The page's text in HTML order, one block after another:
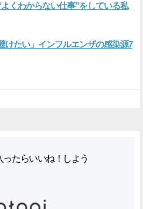
くわからない仕事”をしている私
けたい」インフルエンザの感染源7
たらいいね！しよう